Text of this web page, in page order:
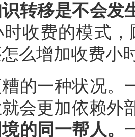
转移是不会发
收费的模式
么增加收费小
的一种状况。
会更加依赖外
的同一帮人。